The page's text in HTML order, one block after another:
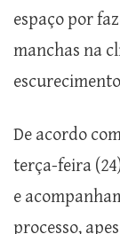
espaço por
manchas na
De acordo
terça-feira
e
processo,